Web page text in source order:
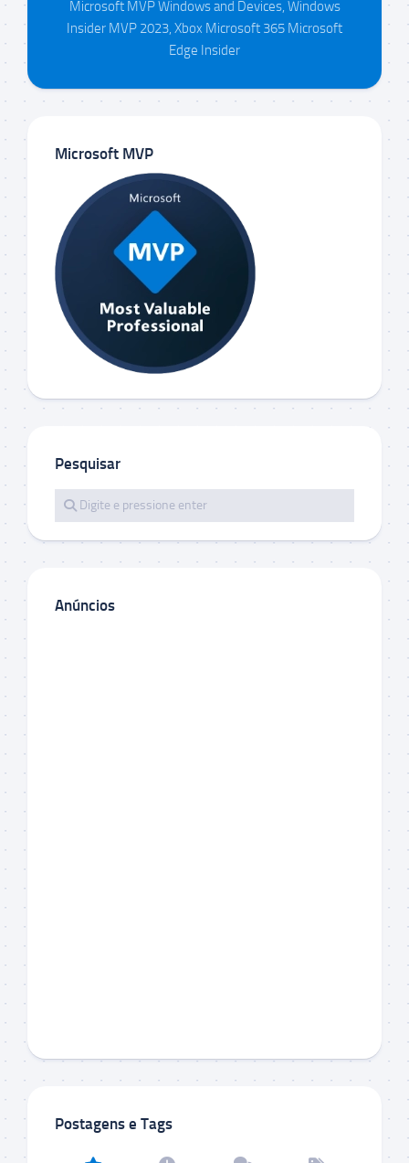
Microsoft MVP Windows and Devices, Windows
Insider MVP 2023, Xbox Microsoft 365 Microsoft
Edge Insider
Microsoft MVP
Pesquisar
Anúncios
Postagens e Tags